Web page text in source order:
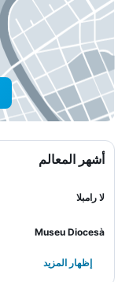
أشهر المعالم
لا رامبلا
Museu Diocesà
إظهار المزيد